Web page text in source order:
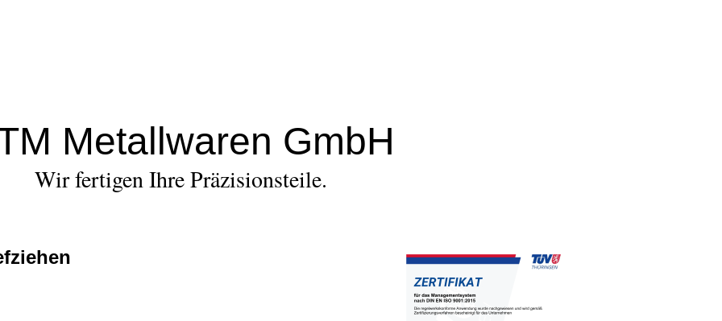
Metallwaren GmbH
Wir fertigen Ihre Präzisionsteile.